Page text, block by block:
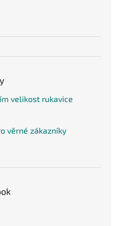
velikost rukavice
věrné zákazníky